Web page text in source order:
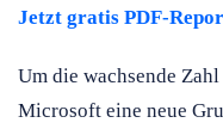
Jetzt gratis PDF-
Um die wachsende
Microsoft eine neue